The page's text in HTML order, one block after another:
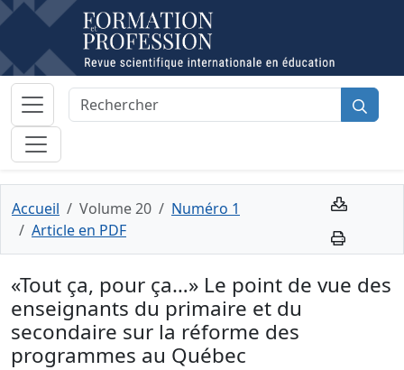
Accueil Volume 20
Numéro 1
Article en PDF
«Tout ça, pour ça…» Le point de vue des
enseignants du primaire et du
secondaire sur la réforme des
programmes au Québec